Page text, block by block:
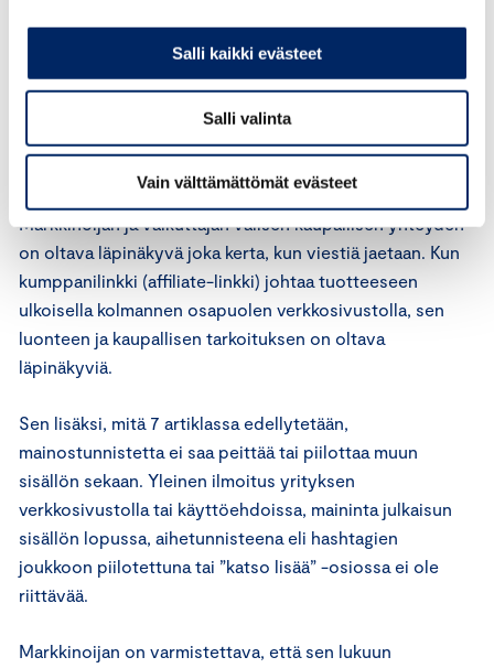
Salli kaikki evästeet
Salli valinta
Vain välttämättömät evästeet
Kolmatta osapuolta koskeva sisältö on markkinointia
vain, jos vaikuttaja on saanut yritykseltä jonkin laatuisen
vastikkeen mainonnasta, oli se sitten rahaa tai muu
rahanarvoinen etu. Sisällön kaupallinen luonne on
käytävä ilmi välittömästi ja vaivatta asiayhteydestä tai
Markkinoijan ja vaikuttajan välisen kaupallisen yhteyden
on oltava läpinäkyvä joka kerta, kun viestiä jaetaan. Kun
kumppanilinkki (affiliate-linkki) johtaa tuotteeseen
ulkoisella kolmannen osapuolen verkkosivustolla, sen
luonteen ja kaupallisen tarkoituksen on oltava
läpinäkyviä.
Sen lisäksi, mitä 7 artiklassa edellytetään,
mainostunnistetta ei saa peittää tai piilottaa muun
sisällön sekaan. Yleinen ilmoitus yrityksen
verkkosivustolla tai käyttöehdoissa, maininta julkaisun
sisällön lopussa, aihetunnisteena eli hashtagien
joukkoon piilotettuna tai ”katso lisää” -osiossa ei ole
riittävää.
Markkinoijan on varmistettava, että sen lukuun